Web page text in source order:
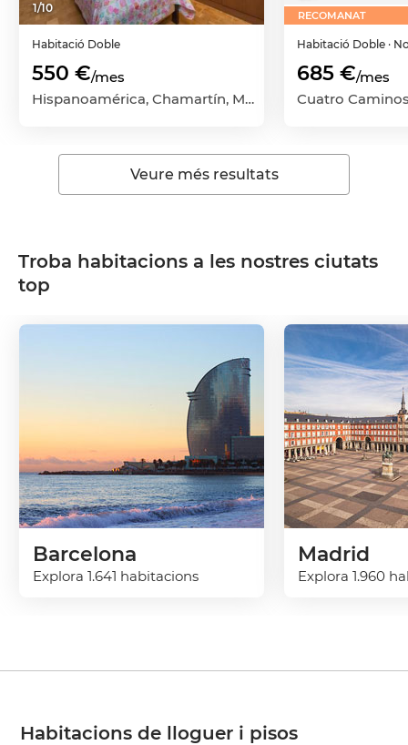
1/10
Habitació Doble
550 €/mes
Hispanoamérica, Chamartín, Madrid Capital, Madrid
RECOMANAT
Habitació Doble ·
685 €/mes
Veure més resultats
Troba habitacions a les nostres ciutats
top
Barcelona
Explora 1.641 habitacions
Madrid
Explora 1.960
Habitacions de lloguer i pisos